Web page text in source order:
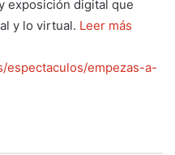
exposición digital que
y lo virtual. Leer más
espectaculos/empezas-a-